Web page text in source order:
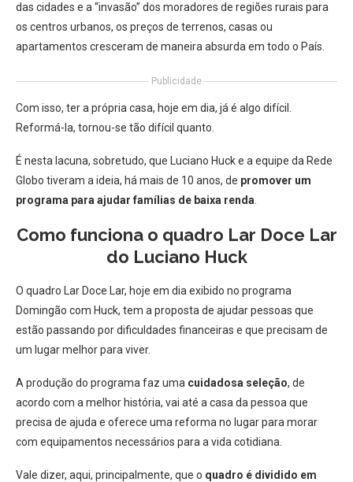
das cidades e a “invasão” dos moradores de regiões rurais para
os centros urbanos, os preços de terrenos, casas ou
apartamentos cresceram de maneira absurda em todo o País.
Publicidade
Com isso, ter a própria casa, hoje em dia, já é algo difícil.
Reformá-la, tornou-se tão difícil quanto.
É nesta lacuna, sobretudo, que Luciano Huck e a equipe da Rede
Globo tiveram a ideia, há mais de 10 anos, de promover um
programa para ajudar famílias de baixa renda
Como funciona o quadro Lar Doce Lar
do Luciano Huck
O quadro Lar Doce Lar, hoje em dia exibido no programa
Domingão com Huck, tem a proposta de ajudar pessoas que
estão passando por dificuldades financeiras e que precisam de
um lugar melhor para viver.
A produção do programa faz uma cuidadosa seleção, de
acordo com a melhor história, vai até a casa da pessoa que
precisa de ajuda e oferece uma reforma no lugar para morar
com equipamentos necessários para a vida cotidiana.
Vale dizer, aqui, principalmente, que o quadro é dividido em